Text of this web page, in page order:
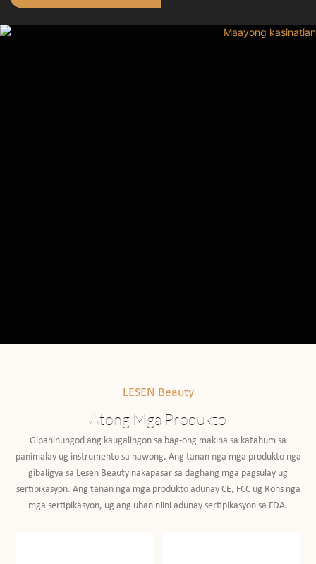
LESEN Beauty
Atong Mga Produkto
Gipahinungod ang kaugalingon sa bag-ong makina sa katahum sa
panimalay ug instrumento sa nawong. Ang tanan nga mga produkto nga
gibaligya sa Lesen Beauty nakapasar sa daghang mga pagsulay ug
sertipikasyon. Ang tanan nga mga produkto adunay CE, FCC ug Rohs nga
mga sertipikasyon, ug ang uban niini adunay sertipikasyon sa FDA.